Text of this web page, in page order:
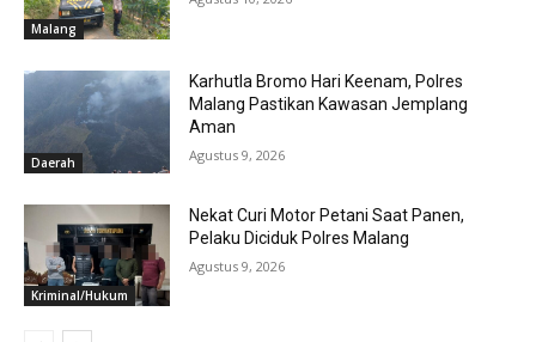
Malang
Daerah
Karhutla Bromo Hari Keenam, Polres
Malang Pastikan Kawasan Jemplang
Aman
Agustus 9, 2026
Kriminal/Hukum
Nekat Curi Motor Petani Saat Panen,
Pelaku Diciduk Polres Malang
Agustus 9, 2026